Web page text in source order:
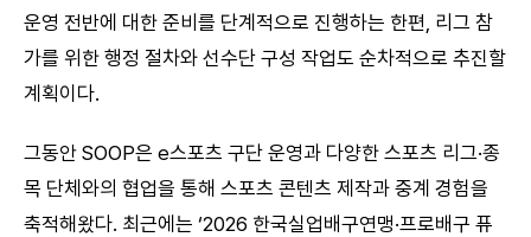
운영 전반에 대한 준비를 단계적으로 진행하는 한편, 리그 참
가를 위한 행정 절차와 선수단 구성 작업도 순차적으로 추진할
계획이다.
그동안 SOOP은 e스포츠 구단 운영과 다양한 스포츠 리그·종
목 단체와의 협업을 통해 스포츠 콘텐츠 제작과 중계 경험을
축적해왔다. 최근에는 ‘2026 한국실업배구연맹·프로배구 퓨